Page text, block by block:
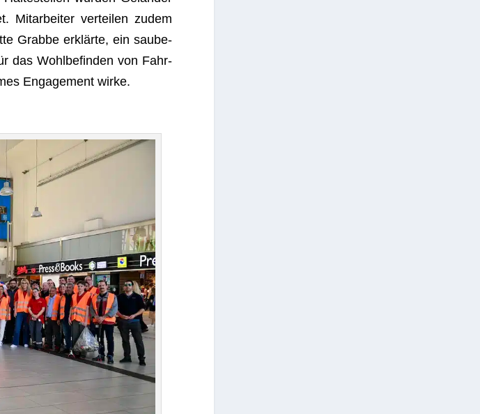
Mit­ar­bei­ter ver­tei­len zudem
Grabbe erklärte, ein sau­be­
das Wohl­be­fin­den von Fahr­
Enga­ge­ment wirke.